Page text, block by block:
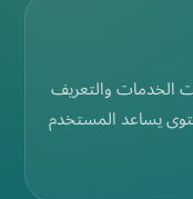
الخدمات والتعريف
يساعد المستخدم